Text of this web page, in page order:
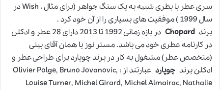
سری عطر با بطری شبيه به يک سنگ جواهر (برای مثال ، Wish در
سال 1999 ) موفقیت های بسیاری را از آن خود کرد .
برند Chopard
در بازه زمانی 1992 تا 2013 دارای 28 عطر و ادکلن
در کارنامه عطری خود می باشد. مستر نوز يا همان آقای بينی
(متخصص عطر) مشغول به کار در برند چوپارد برای طراحی عطر و
ادکلن برند چوپارد
عبارتند از : Olivier Polge, Bruno Jovanovic,
Louise Turner, Michel Girard, Michel Almairac, Nathalie